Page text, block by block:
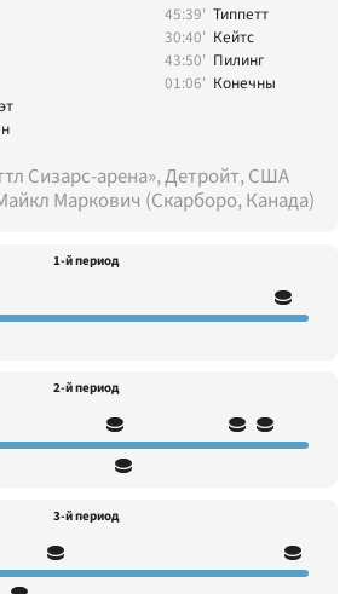
45:39' Типпетт
30:40' Кейтс
43:50' Пилинг
01:06' Конечны
Сизарс-арена», Детройт, США
Маркович (Скарборо, Канада)
1-й период
2-й период
3-й период